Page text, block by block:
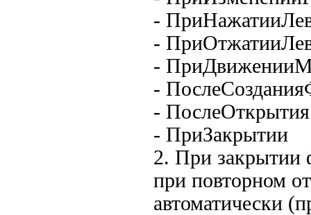
-
-
-
-
- ПослеОткрытия
- ПриЗакрытии
2. При закрытии
при повторном
автоматически